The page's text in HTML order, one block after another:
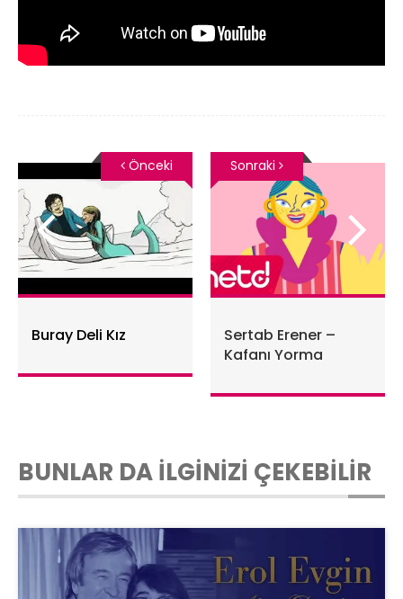
Buray Deli Kız
Önceki
Sertab Erener –
Kafanı Yorma
Sonraki
BUNLAR DA İLGİNİZİ ÇEKEBİLİR